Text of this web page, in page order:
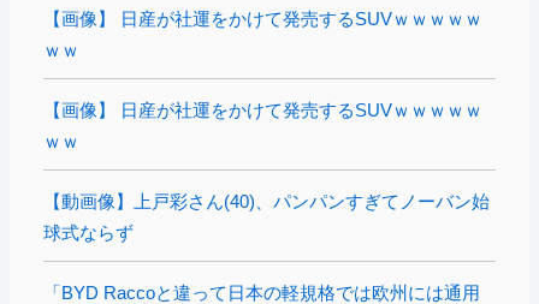
【画像】 日産が社運をかけて発売するSUVｗｗｗｗｗ
ｗｗ
【画像】 日産が社運をかけて発売するSUVｗｗｗｗｗ
ｗｗ
【動画像】上戸彩さん(40)、パンパンすぎてノーバン始
球式ならず
「BYD Raccoと違って日本の軽規格では欧州には通用